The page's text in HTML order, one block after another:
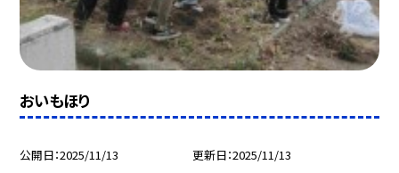
おいもほり
公開日 2025/11/13 更新日 2025/11/13